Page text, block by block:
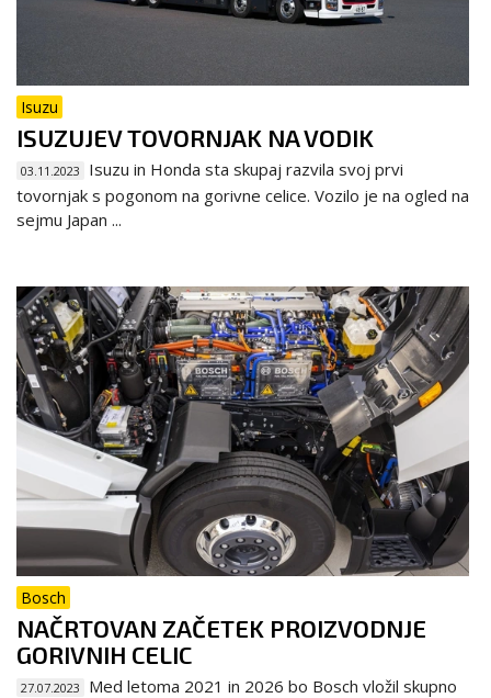
Isuzu
ISUZUJEV TOVORNJAK NA VODIK
03.11.2023
Isuzu in Honda sta skupaj razvila svoj prvi
tovornjak s pogonom na gorivne celice. Vozilo je na ogled na
sejmu Japan ...
Bosch
NAČRTOVAN ZAČETEK PROIZVODNJE
GORIVNIH CELIC
27.07.2023
Med letoma 2021 in 2026 bo Bosch vložil skupno